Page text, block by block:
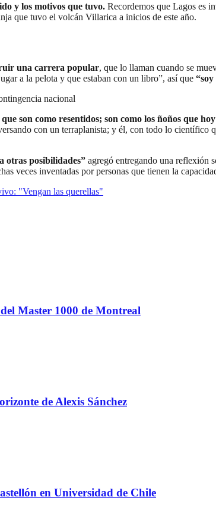
y los motivos que tuvo. Recordemos que Lagos es
que tuvo el volcán Villarica a inicios de este año.
una carrera popular, que lo llaman cuando se
a la pelota y que estaban con un libro”, así que
nacional
que son como resentidos; son como los ñoños que
con un terraplanista; y él, con todo lo científico
otras posibilidades” agregó entregando una reflexión
veces inventadas por personas que tienen la
"Vengan las querellas"
Master 1000 de Montreal
de Alexis Sánchez
en Universidad de Chile